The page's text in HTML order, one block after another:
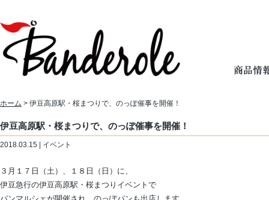
ホーム > 伊豆高原駅・桜まつりで、のっぽ催事を開催！
伊豆高原駅・桜まつりで、のっぽ催事を開催！
2018.03.15 | イベント
３月１７日（土）、１８日（日）に、
伊豆急行の伊豆高原駅・桜まつりイベントで